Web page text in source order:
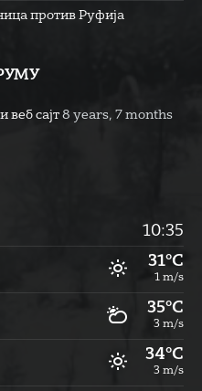
против Руфија
веб сајт 8 years, 7 months
10:35
31°C
1 m/s
35°C
3 m/s
34°C
3 m/s